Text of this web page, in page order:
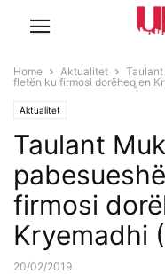
Home Aktualitet
fletën ku firmosi dorëheqjen
Aktualitet
Taulant
firmosi
Kryemadhi
20/02/2019